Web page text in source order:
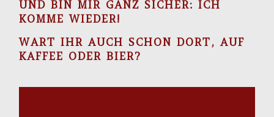
UND BIN MIR GANZ SICHER:ICH
KOMME WIEDER!
WART IHR AUCH SCHON DORT, AUF
KAFFEE ODER BIER?